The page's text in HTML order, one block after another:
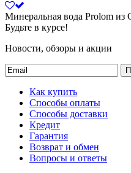
Минеральная вода Prolom из
Будьте в курсе!
Новости, обзоры и акции
Как купить
Способы оплаты
Способы доставки
Кредит
Гарантия
Возврат и обмен
Вопросы и ответы